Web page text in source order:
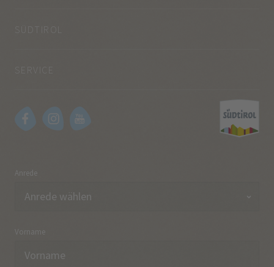
SÜDTIROL
Anrede
Vorname